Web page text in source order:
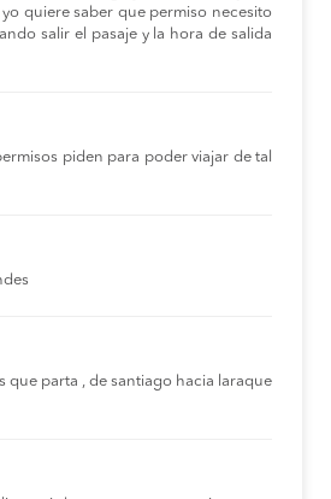
quiere saber que permiso necesito
salir el pasaje y la hora de salida
piden para poder viajar de tal
que parta , de santiago hacia laraque